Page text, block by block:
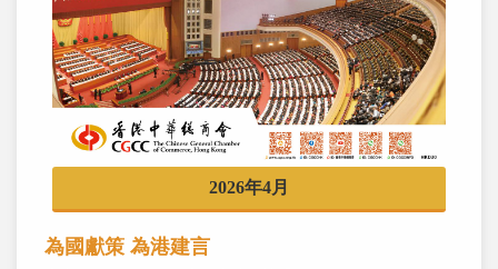
2026年4月
為國獻策 為港建言